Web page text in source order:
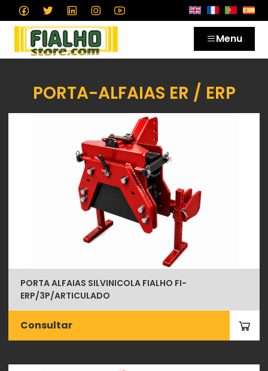
Menu
PORTA-ALFAIAS ER / ERP
PORTA ALFAIAS SILVINICOLA FIALHO FI-
ERP/3P/ARTICULADO
Consultar